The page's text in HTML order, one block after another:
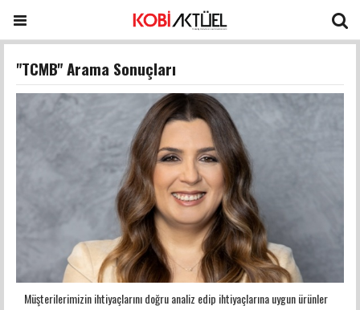
"TCMB" Arama Sonuçları
Müşterilerimizin ihtiyaçlarını doğru analiz edip ihtiyaçlarına uygun ürünler